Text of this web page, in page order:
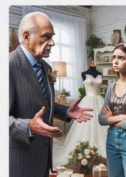
позитива!22:2010 сен 2025